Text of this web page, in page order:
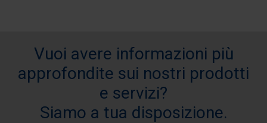
Vuoi avere informazioni più
approfondite sui nostri prodotti
e servizi?
Siamo a tua disposizione.